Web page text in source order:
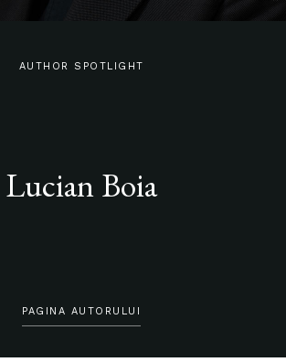
AUTHOR SPOTLIGHT
Lucian Boia
PAGINA AUTORULUI